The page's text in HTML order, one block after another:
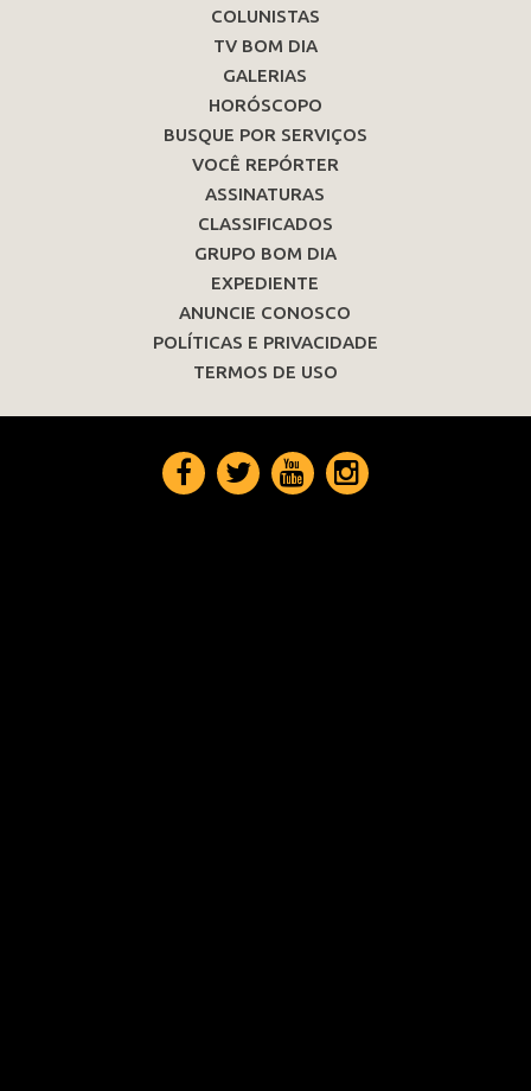
COLUNISTAS
TV BOM DIA
GALERIAS
HORÓSCOPO
BUSQUE POR SERVIÇOS
VOCÊ REPÓRTER
ASSINATURAS
CLASSIFICADOS
GRUPO BOM DIA
EXPEDIENTE
ANUNCIE CONOSCO
POLÍTICAS E PRIVACIDADE
TERMOS DE USO